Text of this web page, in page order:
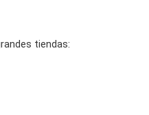
tiendas: